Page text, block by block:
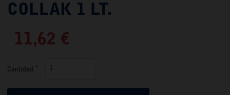
COLLAK 1 LT.
11,62 €
Cantidad